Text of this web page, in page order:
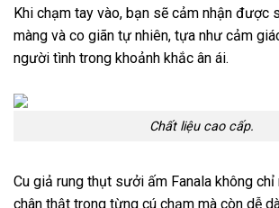
Khi chạm tay vào, bạn sẽ cảm nhận được
màng và co giãn tự nhiên, tựa như cảm
người tình trong khoảnh khắc ân ái.
Chất liệu cao cấp.
Cu giả rung thụt sưởi ấm Fanala không
chân thật trong từng cú chạm mà còn dễ